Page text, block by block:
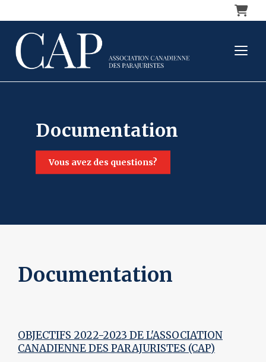
Panier
documentation
vous avez des questions?
Documentation
OBJECTIFS 2022-2023 DE L'ASSOCIATION
CANADIENNE DES PARAJURISTES (CAP)